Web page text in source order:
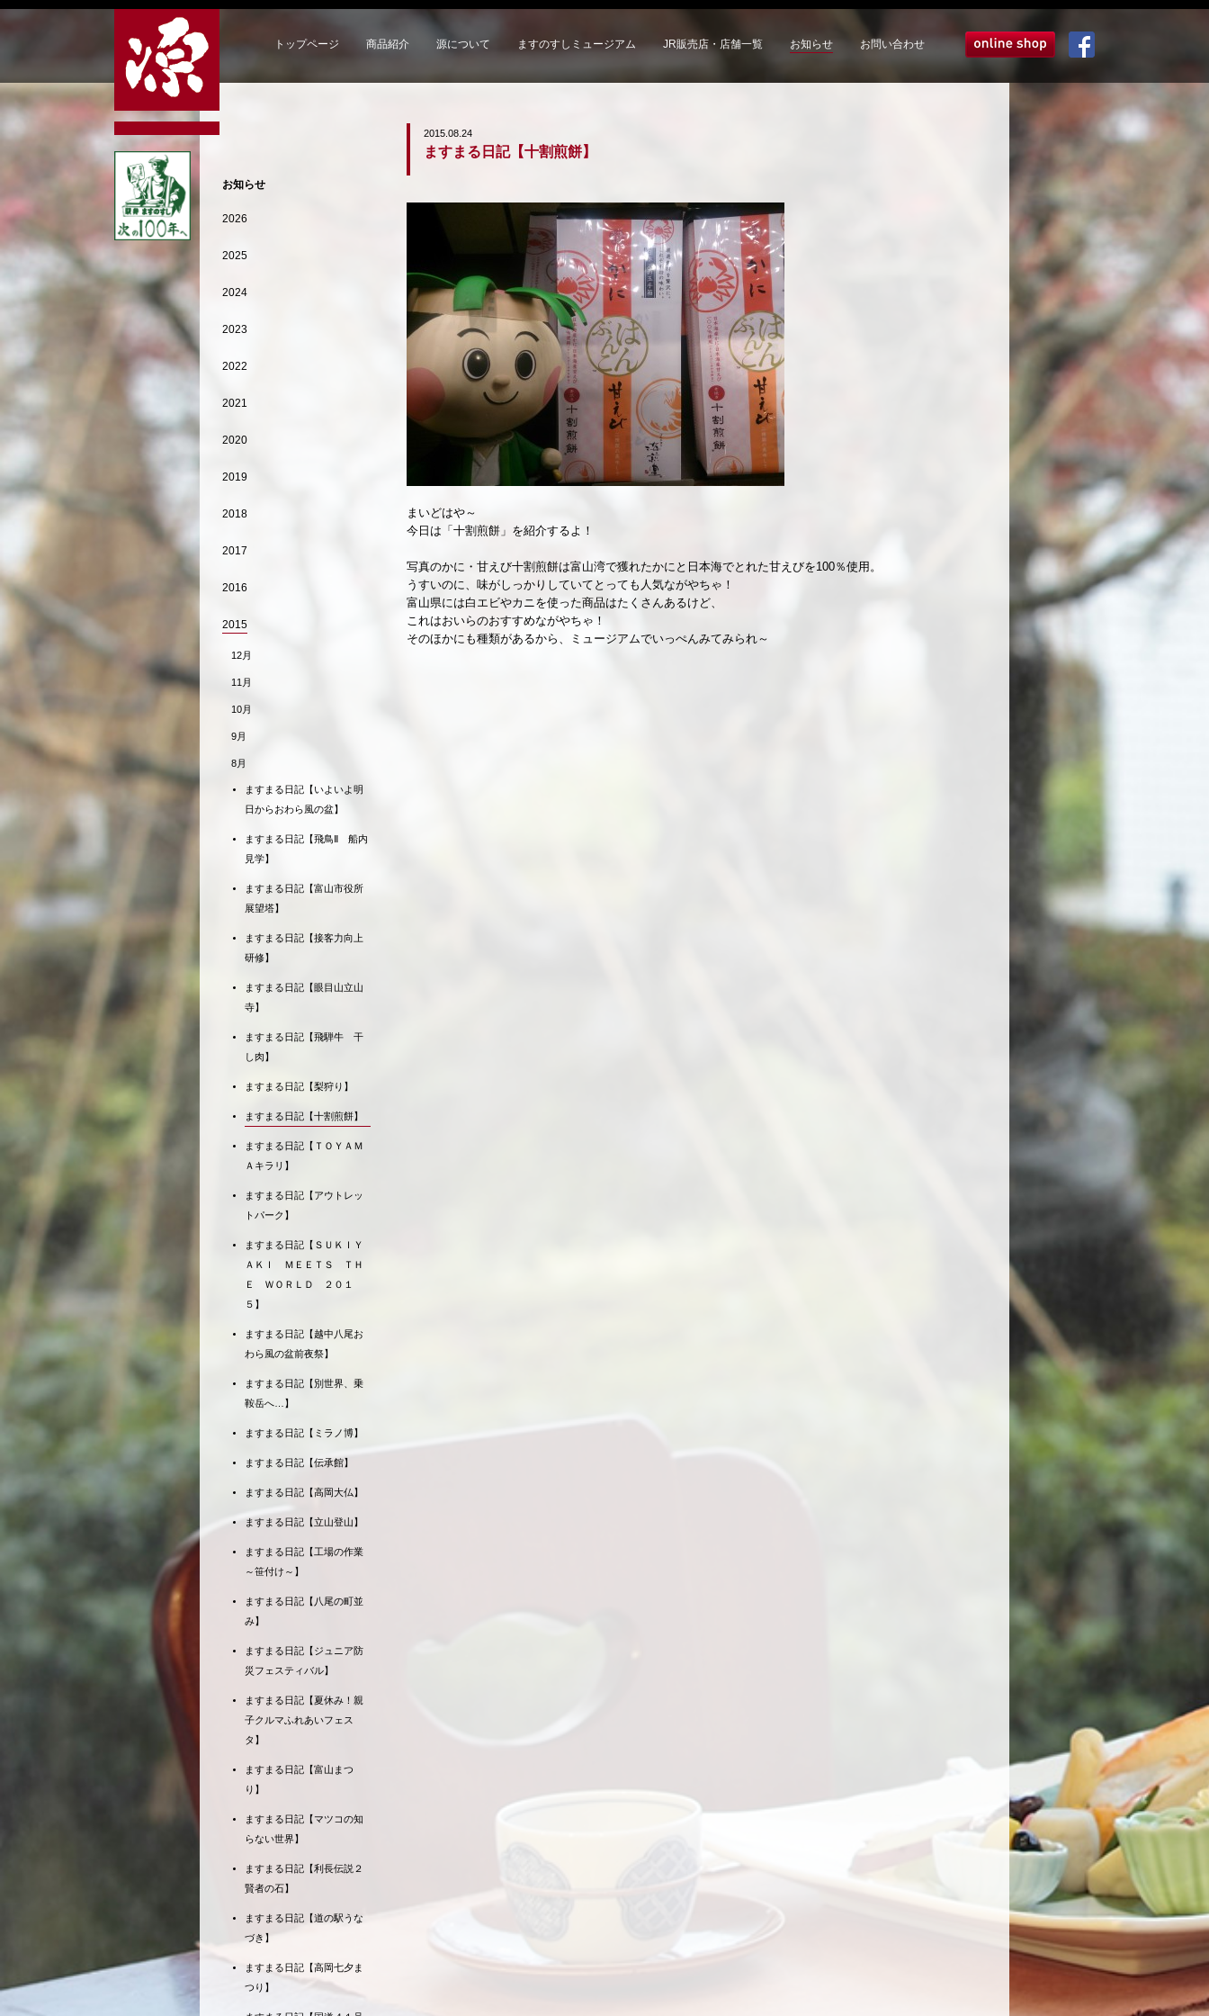
トップページ 商品紹介 源について ますのすしミュージアム JR販売店・店舗一覧 お知らせ お問い合わせ オンラインショップ
2015.08.24
ますまる日記【十割煎餅】
まいどはや～
今日は「十割煎餅」を紹介するよ！
写真のかに・甘えび十割煎餅は富山湾で獲れたかにと日本海でとれた甘えびを100％使用。
うすいのに、味がしっかりしていてとっても人気ながやちゃ！
富山県には白エビやカニを使った商品はたくさんあるけど、
これはおいらのおすすめながやちゃ！
そのほかにも種類があるから、ミュージアムでいっぺんみてみられ～
お知らせ
2026
2025
2024
2023
2022
2021
2020
2019
2018
2017
2016
2015
12月
11月
10月
9月
8月
ますまる日記【いよいよ明
日からおわら風の盆】
ますまる日記【飛鳥Ⅱ 船内
見学】
ますまる日記【富山市役所
展望塔】
ますまる日記【接客力向上
研修】
ますまる日記【眼目山立山
寺】
ますまる日記【飛騨牛 干
し肉】
ますまる日記【梨狩り】
ますまる日記【十割煎餅】
ますまる日記【ＴＯＹＡＭ
Ａキラリ】
ますまる日記【アウトレッ
トパーク】
ますまる日記【ＳＵＫＩＹ
ＡＫＩ ＭＥＥＴＳ ＴＨ
Ｅ ＷＯＲＬＤ ２０１
５】
ますまる日記【越中八尾お
わら風の盆前夜祭】
ますまる日記【別世界、乗
鞍岳へ…】
ますまる日記【ミラノ博】
ますまる日記【伝承館】
ますまる日記【高岡大仏】
ますまる日記【立山登山】
ますまる日記【工場の作業
～笹付け～】
ますまる日記【八尾の町並
み】
ますまる日記【ジュニア防
災フェスティバル】
ますまる日記【夏休み！親
子クルマふれあいフェス
タ】
ますまる日記【富山まつ
り】
ますまる日記【マツコの知
らない世界】
ますまる日記【利長伝説２
賢者の石】
ますまる日記【道の駅うな
づき】
ますまる日記【高岡七夕ま
つり】